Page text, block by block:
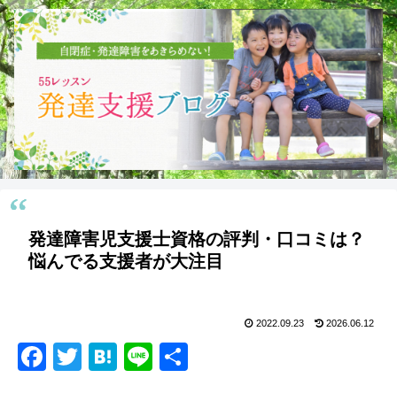
発達障害児支援士資格の評判・口コミは？
悩んでる支援者が大注目
2022.09.23 2026.06.12
F
T
H
Li